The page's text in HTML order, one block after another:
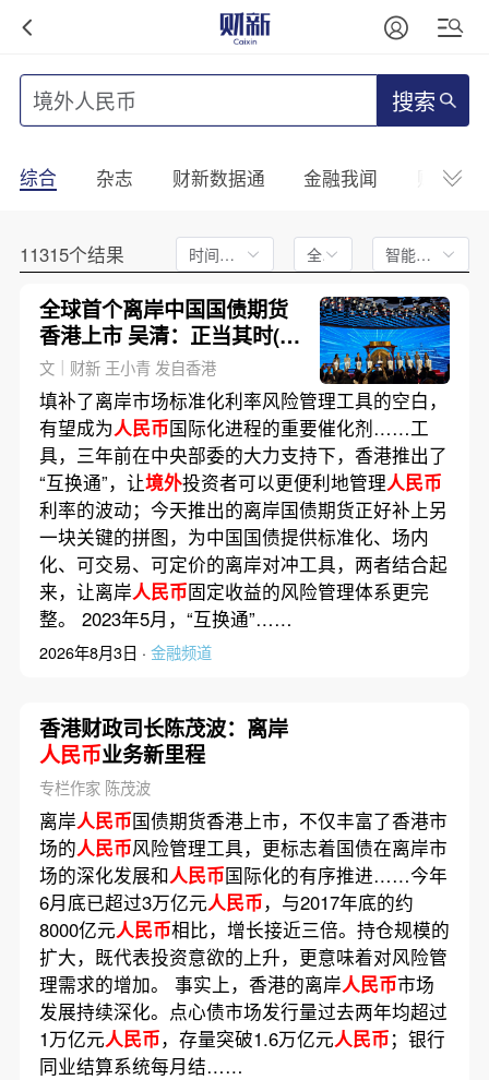
搜索
综合 杂志 财新数据通 金融我闻 财新
11315个结果 时间不限 全文 智能排序
全球首个离岸中国国债期货
香港上市 吴清：正当其时(含
视频)
文｜财新 王小青 发自香港
填补了离岸市场标准化利率风险管理工具的空白，
有望成为人民币国际化进程的重要催化剂……工
具，三年前在中央部委的大力支持下，香港推出了
“互换通”，让境外投资者可以更便利地管理人民币
利率的波动；今天推出的离岸国债期货正好补上另
一块关键的拼图，为中国国债提供标准化、场内
化、可交易、可定价的离岸对冲工具，两者结合起
来，让离岸人民币固定收益的风险管理体系更完
整。 2023年5月，“互换通”……
2026年8月3日 · 金融频道
香港财政司长陈茂波：离岸
人民币业务新里程
专栏作家 陈茂波
离岸人民币国债期货香港上市，不仅丰富了香港市
场的人民币风险管理工具，更标志着国债在离岸市
场的深化发展和人民币国际化的有序推进……今年
6月底已超过3万亿元人民币，与2017年底的约
8000亿元人民币相比，增长接近三倍。持仓规模的
扩大，既代表投资意欲的上升，更意味着对风险管
理需求的增加。 事实上，香港的离岸人民币市场
发展持续深化。点心债市场发行量过去两年均超过
1万亿元人民币，存量突破1.6万亿元人民币；银行
同业结算系统每月结……